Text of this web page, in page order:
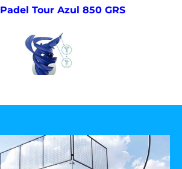
Padel Tour Azul 850 GRS